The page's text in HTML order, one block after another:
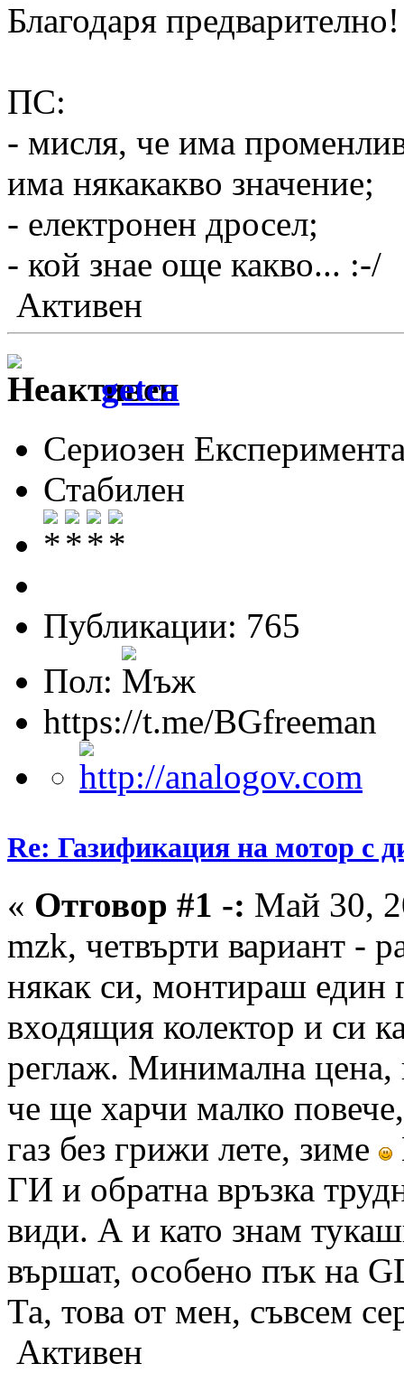
Благодаря предварително!
ПС:
- мисля, че има
има някакакво значение;
- електронен дросел;
- кой знае още какво... :-/
Активен
getca
Сериозен
Стабилен
Публикации: 765
Пол:
https://t.me/BGfreeman
Re: Газификация на мотор с
« Отговор #1 -: Май 30,
mzk, четвърти вариант -
някак си, монтираш един
входящия колектор и си
реглаж. Минимална цена,
че ще харчи малко
газ без грижи лете, зиме
ГИ и обратна връзка
види. А и като знам
вършат, особено пък на
Та, това от мен, съвсем
Активен